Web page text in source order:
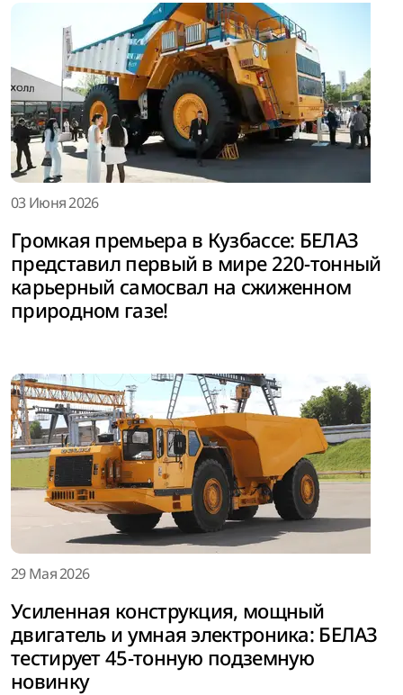
03 Июня 2026
Громкая премьера в Кузбассе: БЕЛАЗ
представил первый в мире 220-тонный
карьерный самосвал на сжиженном
природном газе!
29 Мая 2026
Усиленная конструкция, мощный
двигатель и умная электроника: БЕЛАЗ
тестирует 45-тонную подземную
новинку